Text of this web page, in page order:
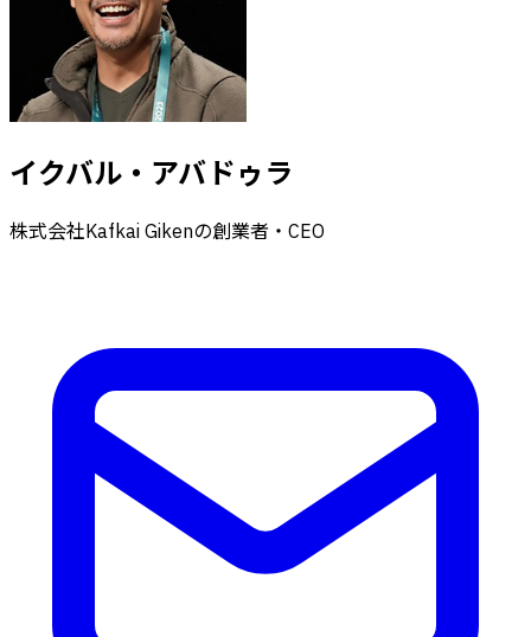
イクバル・アバドゥラ
株式会社Kafkai Gikenの創業者・CEO